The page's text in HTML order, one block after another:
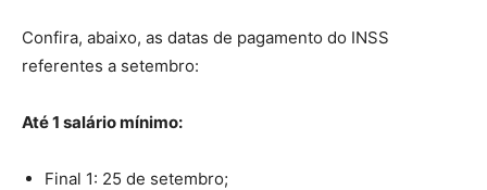
Confira, abaixo, as datas de pagamento do INSS
referentes a setembro:
Até 1 salário mínimo:
Final 1: 25 de setembro;